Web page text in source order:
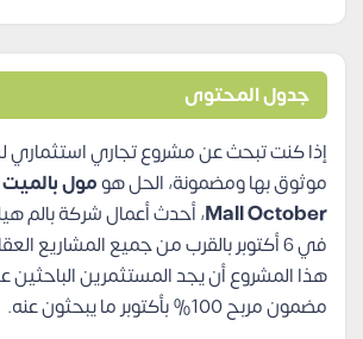
جدول المحتوى
إذا كنت تبحث عن مشروع تجاري استثماري
موثوق بها ومضمونة، الحل هو
Mall October، أحدث أعمال شركة بالم
في 6 أكتوبر بالقرب من جميع المشاريع
هذا المشروع أن يجد المستثمرين الباحثين
مضمون مربح 100% بأكتوبر ما يبحثون عنه.